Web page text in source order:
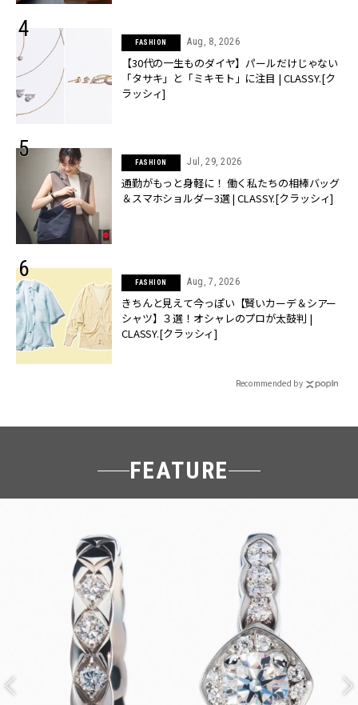
FASHION Aug, 8, 2026
【30代の一生ものダイヤ】パールだけじゃない
「タサキ」と「ミキモト」に注目 | CLASSY.[ク
ラッシィ]
FASHION Jul, 29, 2026
通勤がもっと身軽に！ 働く私たちの相棒バッグ
＆スマホショルダー3選 | CLASSY.[クラッシィ]
FASHION Aug, 7, 2026
きちんと見えて今っぽい【賢いカーデ＆シアー
シャツ】３選！オシャレのプロが太鼓判 |
CLASSY.[クラッシィ]
Recommended by
FEATURE